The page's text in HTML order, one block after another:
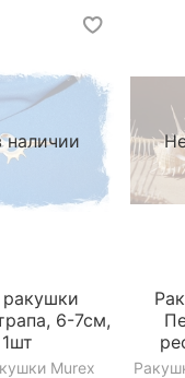
наличии
6-7см,
1шт
Murex